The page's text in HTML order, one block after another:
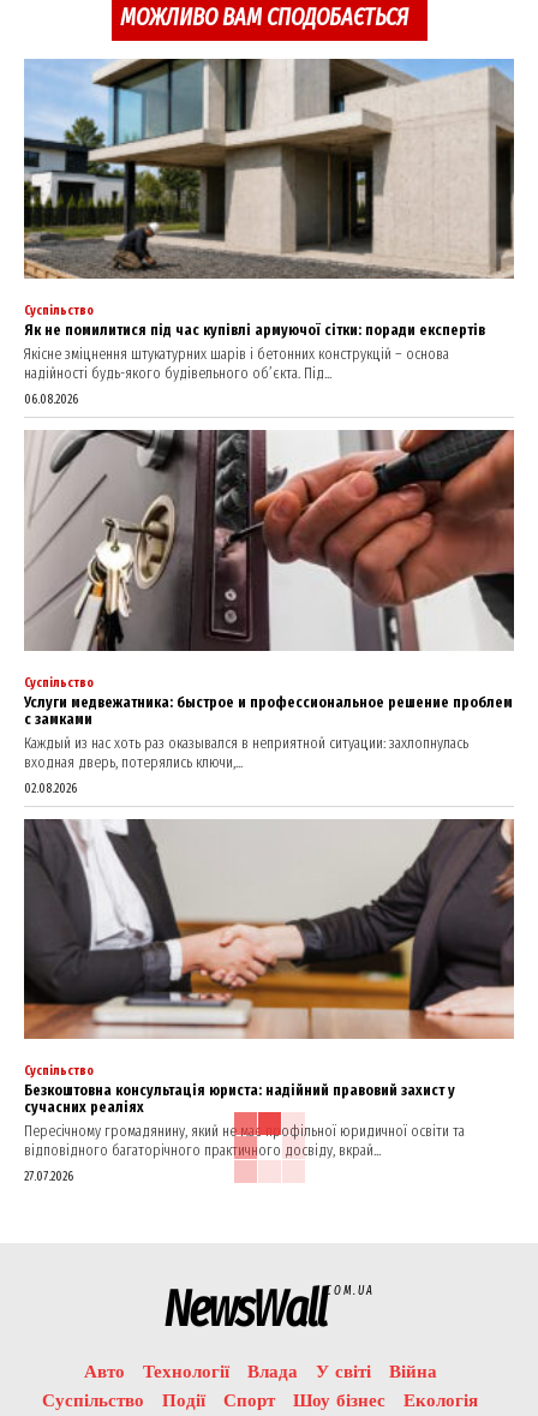
SUBSCRIBE NOW
Company
About
My account
МОЖЛИВО ВАМ СПОДОБАЄТЬСЯ
Суспільство
Як не помилитися під час купівлі армуючої сітки: поради експертів
Якісне зміцнення штукатурних шарів і бетонних конструкцій – основа
надійності будь-якого будівельного об’єкта. Під...
06.08.2026
Суспільство
Услуги медвежатника: быстрое и профессиональное решение проблем
с замками
Каждый из нас хоть раз оказывался в неприятной ситуации: захлопнулась
входная дверь, потерялись ключи,...
02.08.2026
Суспільство
Безкоштовна консультація юриста: надійний правовий захист у
сучасних реаліях
Пересічному громадянину, який не має профільної юридичної освіти та
відповідного багаторічного практичного досвіду, вкрай...
27.07.2026
NewsWallCOM.UA
Авто Технології Влада У світі
Війна
Суспільство
Події Спорт Шоу бізнес
Екологія